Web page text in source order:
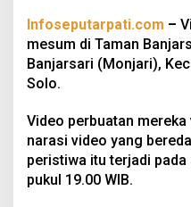
Infoseputarpati.com –
mesum di Taman
Banjarsari (Monjari),
Solo.
Video perbuatan
narasi video yang
peristiwa itu terjadi
pukul 19.00 WIB.